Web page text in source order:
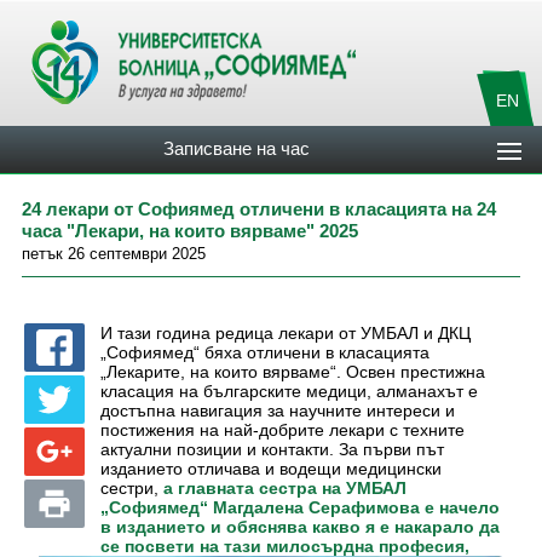
EN
Записване на час
24 лекари от Софиямед отличени в класацията на 24
часа "Лекари, на които вярваме" 2025
петък 26 септември 2025
И тази година редица лекари от УМБАЛ и ДКЦ
„Софиямед“ бяха отличени в класацията
„Лекарите, на които вярваме“. Освен престижна
класация на българските медици, алманахът е
достъпна навигация за научните интереси и
постижения на най-добрите лекари с техните
актуални позиции и контакти. За първи път
изданието отличава и водещи медицински
сестри, а главната сестра на УМБАЛ
„Софиямед“ Магдалена Серафимова е начело
в изданието и обяснява какво я е накарало да
се посвети на тази милосърдна професия,